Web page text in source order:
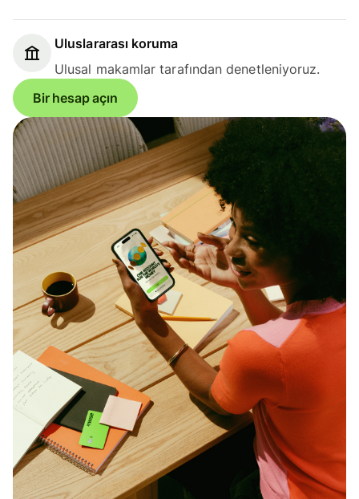
Uluslararası koruma
Ulusal makamlar tarafından denetleniyoruz.
Bir hesap açın